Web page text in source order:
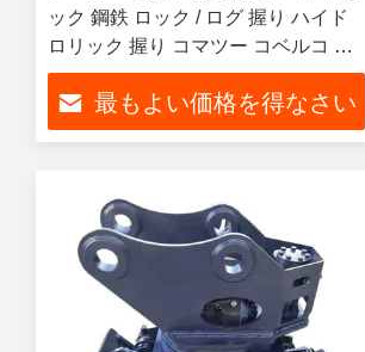
ック 鋼鉄 ロック / ログ 握り ハイド
ロリック 握り コマツー コベルコ キ
ャット ヒタチ など
最もよい価格を得なさい